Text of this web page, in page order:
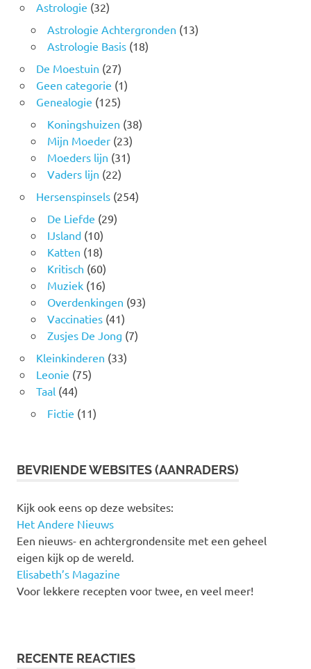
Astrologie (32)
Astrologie Achtergronden (13)
Astrologie Basis(18)
De Moestuin (27)
Geen categorie (1)
Genealogie (125)
Koningshuizen (38)
Mijn Moeder(23)
Moeders lijn (31)
Vaders lijn (22)
Hersenspinsels(254)
De Liefde (29)
IJsland(10)
Katten (18)
Kritisch (60)
Muziek(16)
Overdenkingen (93)
Vaccinaties(41)
Zusjes De Jong (7)
Kleinkinderen (33)
Leonie (75)
Taal(44)
Fictie (11)
BEVRIENDE WEBSITES (AANRADERS)
Kijk ook eens op deze websites:
Het Andere Nieuws
Een nieuws- en achtergrondensite met een geheel
eigen kijk op de wereld.
Elisabeth’s Magazine
Voor lekkere recepten voor twee, en veel meer!
RECENTE REACTIES